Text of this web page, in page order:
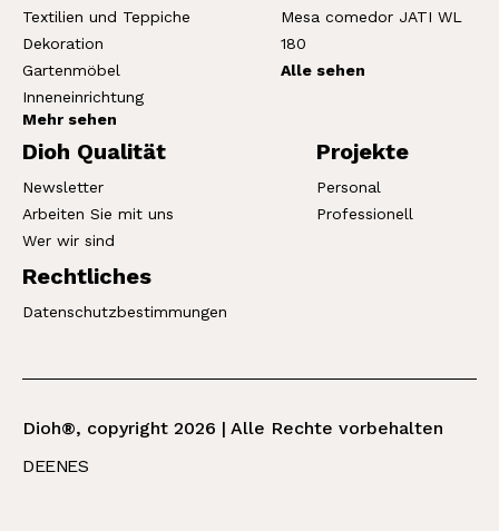
Textilien und Teppiche
Dekoration
Gartenmöbel
Inneneinrichtung
Mehr sehen
Mesa comedor JATI WL
180
Alle sehen
Dioh Qualität
Newsletter
Arbeiten Sie mit uns
Wer wir sind
Projekte
Personal
Professionell
Rechtliches
Datenschutzbestimmungen
Dioh®, copyright 2026 | Alle Rechte vorbehalten
DEENES